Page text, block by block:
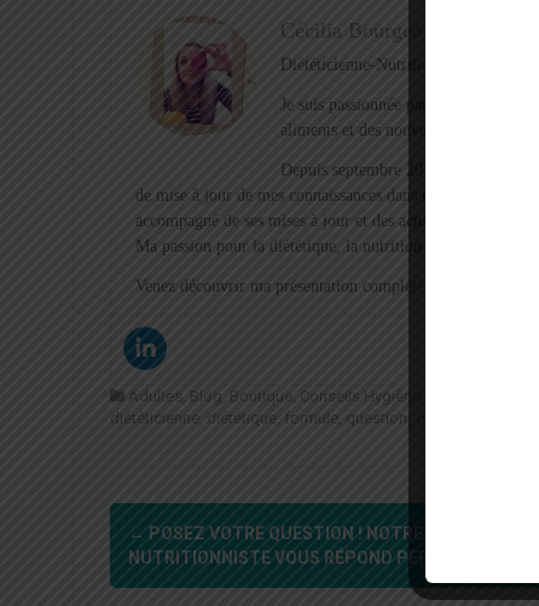
Cécilia Bourgeois
Diététicienne-Nutritionniste depuis 16
Je suis passionnée par la nutrition,
aliments et des nouvelles recettes !
Depuis septembre 2015, après la
de mise à jour de mes connaissances dans tous ses
accompagné de ses mises à jour et des actualités que je
Ma passion pour la diététique, la nutrition et l’hygiène de
Venez découvrir ma présentation complète et mes
Adultes Blog Boutique, Conseils Hygièno-Diététique
diététicienne, diététique, formule, question
Navigation
d'article
← POSEZ VOTRE QUESTION ! NOTRE
NUTRITIONNISTE VOUS RÉPOND